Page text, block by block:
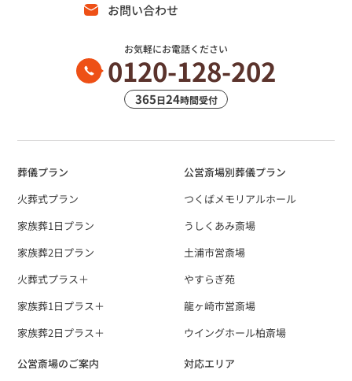
お問い合わせ
お気軽にお電話ください
0120-128-202
365日24時間受付
葬儀プラン
火葬式プラン
家族葬1日プラン
家族葬2日プラン
火葬式プラス＋
家族葬1日プラス＋
家族葬2日プラス＋
公営斎場別葬儀プラン
つくばメモリアルホール
うしくあみ斎場
土浦市営斎場
やすらぎ苑
龍ヶ崎市営斎場
ウイングホール柏斎場
公営斎場のご案内
対応エリア